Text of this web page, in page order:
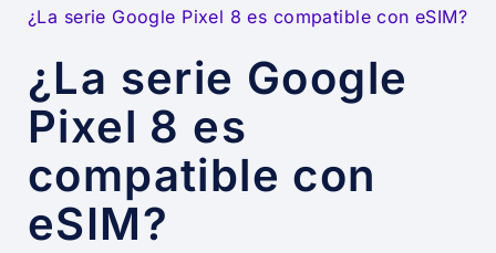
¿La serie Google Pixel 8 es compatible con eSIM?
¿La serie Google
Pixel 8 es
compatible con
eSIM?